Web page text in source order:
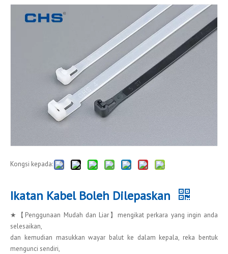
Kongsi kepada:
Ikatan Kabel Boleh Dilepaskan
★【Penggunaan Mudah dan Liar】mengikat perkara yang ingin anda
selesaikan,
dan kemudian masukkan wayar balut ke dalam kepala, reka bentuk
mengunci sendiri,